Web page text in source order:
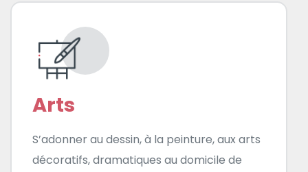
Arts
S’adonner au dessin, à la peinture, aux arts
décoratifs, dramatiques au domicile de